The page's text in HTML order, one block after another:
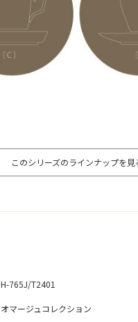
このシリーズのラインナップを見
H-765J/T2401
オマージュコレクション